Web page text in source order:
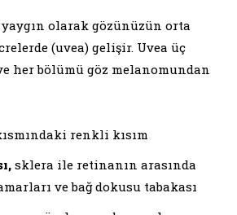
olarak gözünüzün orta
(uvea) gelişir. Uvea üç
her bölümü göz melanomundan
renkli kısım
sklera ile retinanın arasında
ve bağ dokusu tabakası